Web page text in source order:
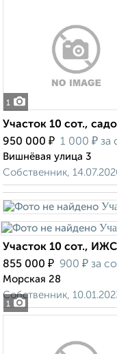
1
Участок 10 сот.,
950 000 ₽ 1 000 ₽ за
Вишнёвая улица 3
Собственник,
1
Участок 10 сот.,
855 000 ₽ 900 ₽ за
Морская 28
Собственник,